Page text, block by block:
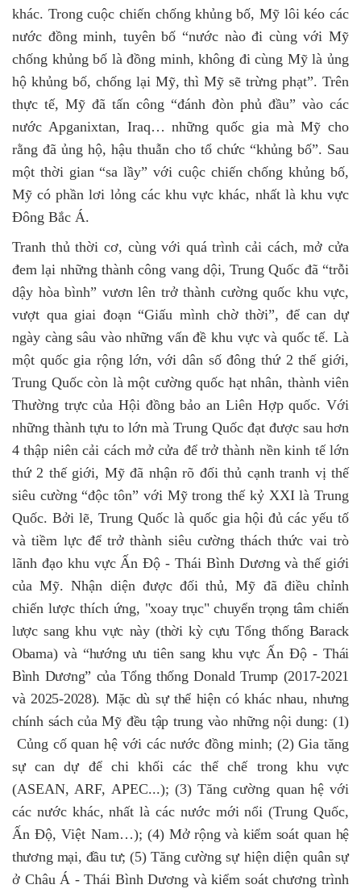
khác. Trong cuộc chiến chống khủng bố, Mỹ lôi kéo các
nước đồng minh, tuyên bố “nước nào đi cùng với Mỹ
chống khủng bố là đồng minh, không đi cùng Mỹ là ủng
hộ khủng bố, chống lại Mỹ, thì Mỹ sẽ trừng phạt”. Trên
thực tế, Mỹ đã tấn công “đánh đòn phủ đầu” vào các
nước Apganixtan, Iraq… những quốc gia mà Mỹ cho
rằng đã ủng hộ, hậu thuẫn cho tổ chức “khủng bố”. Sau
một thời gian “sa lầy” với cuộc chiến chống khủng bố,
Mỹ có phần lơi lỏng các khu vực khác, nhất là khu vực
Đông Bắc Á.
Tranh thủ thời cơ, cùng với quá trình cải cách, mở cửa
đem lại những thành công vang dội, Trung Quốc đã “trỗi
dậy hòa bình” vươn lên trở thành cường quốc khu vực,
vượt qua giai đoạn “Giấu mình chờ thời”, để can dự
ngày càng sâu vào những vấn đề khu vực và quốc tế. Là
một quốc gia rộng lớn, với dân số đông thứ2 thế giới,
Trung Quốc còn là một cường quốc hạt nhân, thành viên
Thường trực của Hội đồng bảo an Liên Hợp quốc. Với
những thành tựu to lớn mà Trung Quốc đạt được sau hơn
4 thập niên cải cách mở cửa để trở thành nền kinh tế lớn
thứ 2 thế giới, Mỹ đã nhận rõ đối thủ cạnh tranh vị thế
siêu cường “độc tôn” với Mỹ trong thế kỷ XXI là Trung
Quốc. Bởi lẽ, Trung Quốc là quốc gia hội đủ các yếu tố
và tiềm lực để trở thành siêu cường thách thức vai trò
lãnh đạo khu vực Ấn Độ - Thái Bình Dương và thế giới
của Mỹ. Nhận diện được đối thủ, Mỹ đã điều chỉnh
chiến lược thích ứng, "xoay trục" chuyển trọng tâm chiến
lược sang khuvực này (thời kỳ cựu Tổng thống Barack
Obama)và “hướng ưu tiên sang khu vực Ấn Độ - Thái
Bình Dương” của Tổng thống Donald Trump (2017-2021
và 2025-2028). Mặc dù sự thể hiện có khác nhau, nhưng
chính sách của Mỹ đều tập trung vàonhững nội dung: (1)
Củng cố quan hệ với các nước đồng minh; (2) Gia tăng
sự can dự để chi khối các thể chế trong khu vực
(ASEAN, ARF, APEC...); (3) Tăng cường quan hệ với
các nước khác, nhất là các nước mới nổi (Trung Quốc,
Ấn Độ, Việt Nam…); (4) Mở rộng và kiểm soát quan hệ
thương mại, đầu tư; (5) Tăng cường sự hiện diện quân sự
ở Châu Á - Thái Bình Dương và kiểm soát chương trình